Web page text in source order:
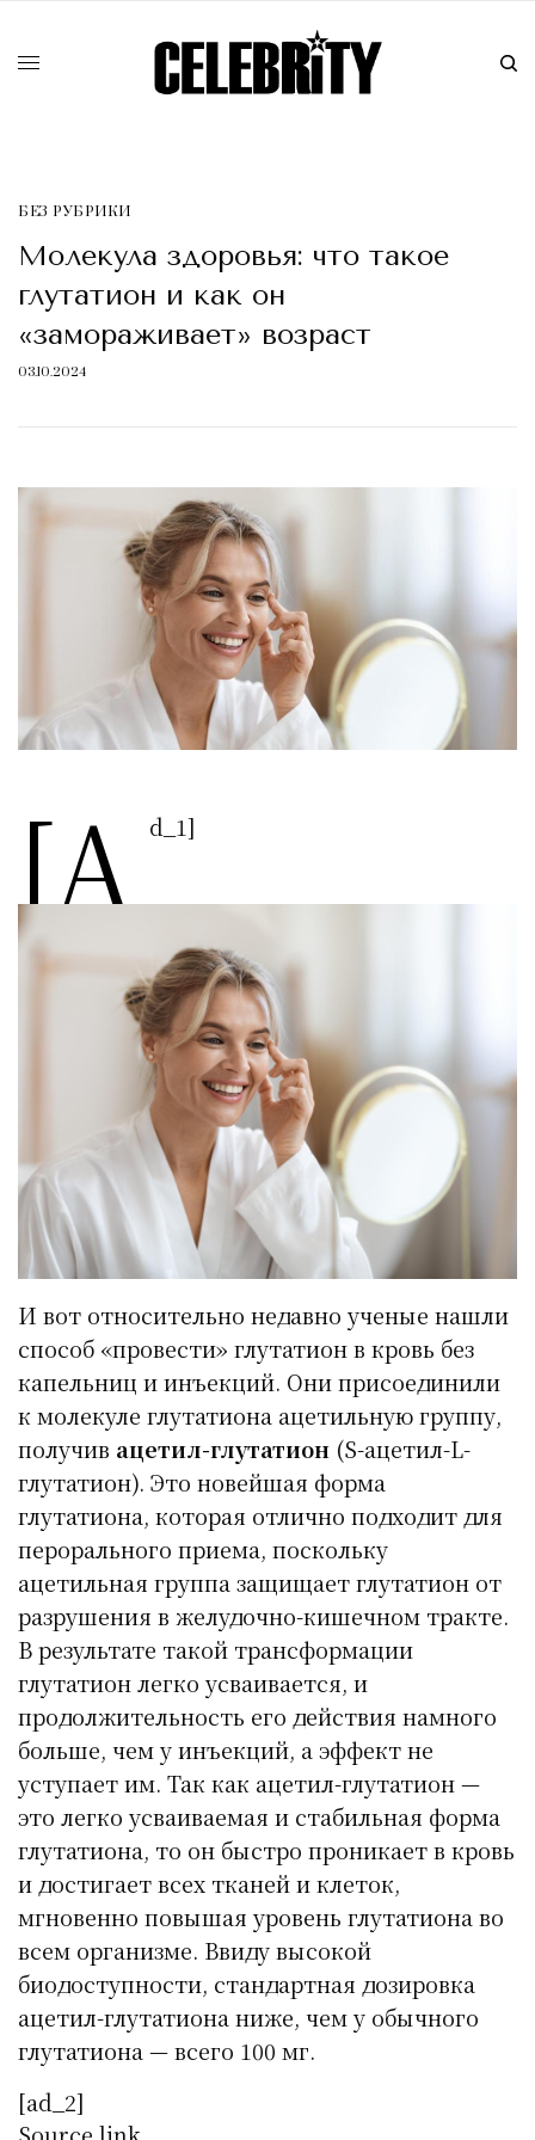
БЕЗ РУБРИКИ
Молекула здоровья: что такое
глутатион и как он
«замораживает» возраст
03.10.2024
[a d_1]
И вот относительно недавно ученые нашли
способ «провести» глутатион в кровь без
капельниц и инъекций. Они присоединили
к молекуле глутатиона ацетильную группу,
получив ацетил-глутатион (S-ацетил-L-
глутатион). Это новейшая форма
глутатиона, которая отлично подходит для
перорального приема, поскольку
ацетильная группа защищает глутатион от
разрушения в желудочно-кишечном тракте.
В результате такой трансформации
глутатион легко усваивается, и
продолжительность его действия намного
больше, чем у инъекций, а эффект не
уступает им. Так как ацетил-глутатион —
это легко усваиваемая и стабильная форма
глутатиона, то он быстро проникает в кровь
и достигает всех тканей и клеток,
мгновенно повышая уровень глутатиона во
всем организме. Ввиду высокой
биодоступности, стандартная дозировка
ацетил-глутатиона ниже, чем у обычного
глутатиона — всего 100 мг.
[ad_2]